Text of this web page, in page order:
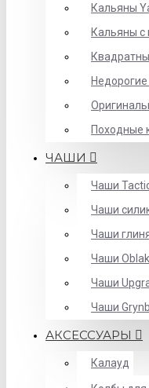
Кальяны
Кальяны с
Походные
ЧАШИ
Чаши
Чаши
Чаши
Чаши
Чаши
Чаши
АКСЕССУАРЫ
Калауд